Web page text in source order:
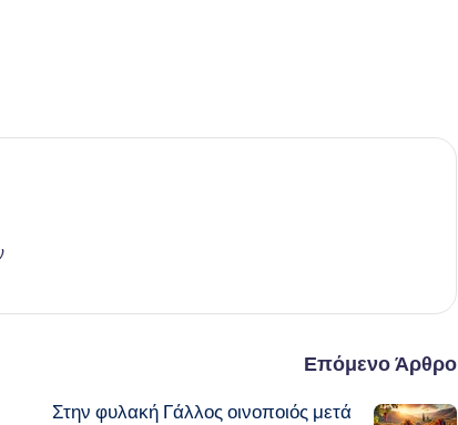
Επόμενο Άρθρο
Στην φυλακή Γάλλος οινοποιός μετά